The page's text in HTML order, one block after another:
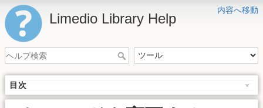
内容へ移動
Limedio Library Help
目次